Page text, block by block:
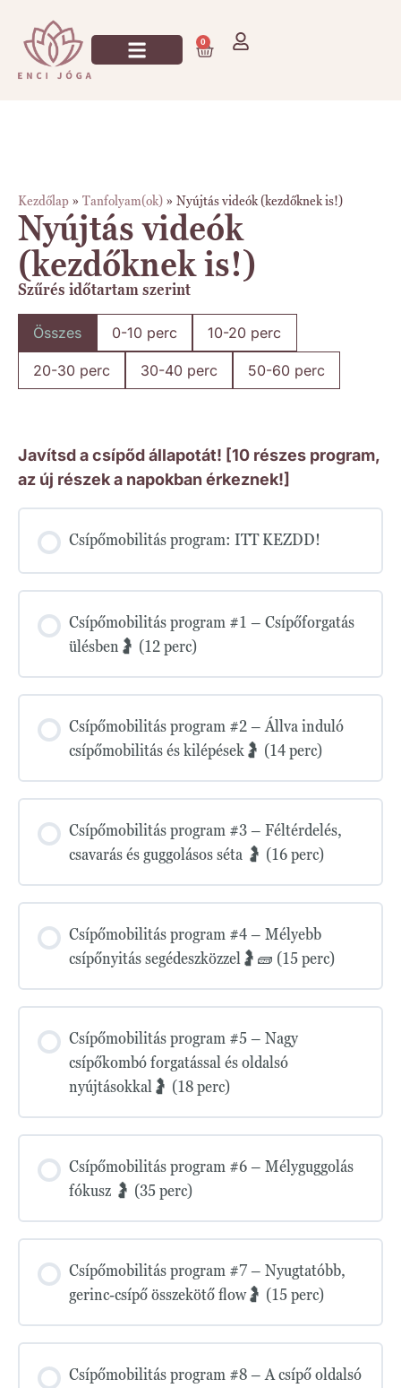
0
Kezdőlap » Tanfolyam(ok) » Nyújtás videók (kezdőknek is!)
Nyújtás videók
(kezdőknek is!)
Szűrés időtartam szerint
Összes 0-10 perc 10-20 perc
20-30 perc 30-40 perc 50-60 perc
Javítsd a csípőd állapotát! [10 részes program,
az új részek a napokban érkeznek!]
Csípőmobilitás program: ITT KEZDD!
Csípőmobilitás program #1 – Csípőforgatás
ülésben🤰 (12 perc)
Csípőmobilitás program #2 – Állva induló
csípőmobilitás és kilépések🤰 (14 perc)
Csípőmobilitás program #3 – Féltérdelés,
csavarás és guggolásos séta 🤰 (16 perc)
Csípőmobilitás program #4 – Mélyebb
csípőnyitás segédeszközzel🤰🧱 (15 perc)
Csípőmobilitás program #5 – Nagy
csípőkombó forgatással és oldalsó
nyújtásokkal🤰 (18 perc)
Csípőmobilitás program #6 – Mélyguggolás
fókusz 🤰 (35 perc)
Csípőmobilitás program #7 – Nyugtatóbb,
gerinc-csípő összekötő flow🤰 (15 perc)
Csípőmobilitás program #8 – A csípő oldalsó